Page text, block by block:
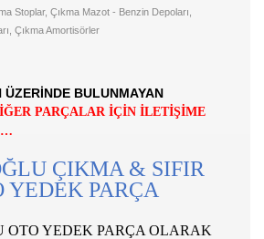
Stoplar, Çıkma Mazot - Benzin Depoları,
Çıkma Amortisörler
ÜZERİNDE BULUNMAYAN
PARÇALAR İÇİN İLETİŞİME
ÇIKMA & SIFIR
YEDEK PARÇA
YEDEK PARÇA OLARAK